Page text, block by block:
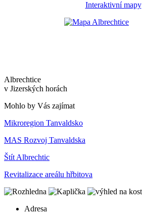
Interaktivní mapy
Albrechtice
v Jizerských horách
Mohlo by Vás zajímat
Mikroregion Tanvaldsko
MAS Rozvoj Tanvaldska
Štít Albrechtic
Revitalizace areálu hřbitova
Adresa